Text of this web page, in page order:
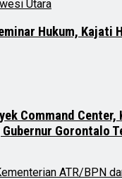
Hukum, Kajati
Command Center,
Gorontalo